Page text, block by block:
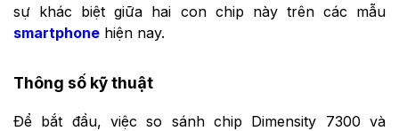
sự khác biệt giữa hai con chip này trên các mẫu
smartphone hiện nay.
Thông số kỹ thuật
Để bắt đầu, việc so sánh chip Dimensity 7300 và